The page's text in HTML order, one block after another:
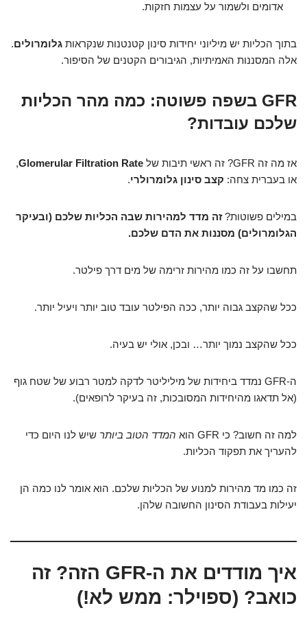
אדומים ולשמור על עצמות חזקות.
בתוך הכליות יש מיליוני יחידות סינון קטנטנות שנקראות גלומרולים.
אלה המסננות האמיתיות, הגיבורים הקטנים של הסיפור.
GFR בשפה פשוטה: כמה מהר הכליות
שלכם עובדות?
אז מה זה GFR? זה ראשי תיבות של Glomerular Filtration Rate
,
או בעברית צחה: קצב סינון גלומרולרי.
במילים פשוטות?זה מדד למהירות שבה הכליות שלכם (ובעיקר
הגלומרולים) מסננות את הדם שלכם.
תחשבו על זה כמו מהירות זרימה של מים דרך פילטר.
ככל שהקצב גבוה יותר, ככה הפילטר עובד טוב יותר ויעיל יותר.
ככל שהקצב נמוך יותר… ובכן, אולי יש בעיה.
ה-GFR נמדד ביחידות של מיליליטר לדקה למטר רבוע של שטח גוף
(אל תדאגו מהיחידות המסובכות, זה בעיקר לרופאים).
למה זה חשוב? כי GFR הוא המדד הטוב ביותר שיש לנו היום כדי
להעריך את תפקוד הכליות.
זה כמו מד מהירות למנוע של הכליות שלכם. הוא אומר לנו כמה הן
יעילות בעבודת הסינון החשובה שלהן.
איך מודדים את ה-GFR הזה? זה
כואב? (ספוילר: ממש לא!)